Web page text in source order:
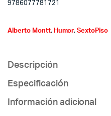
9786077781721
Alberto Montt, Humor,SextoPiso
Descripción
Especificación
Información adicional